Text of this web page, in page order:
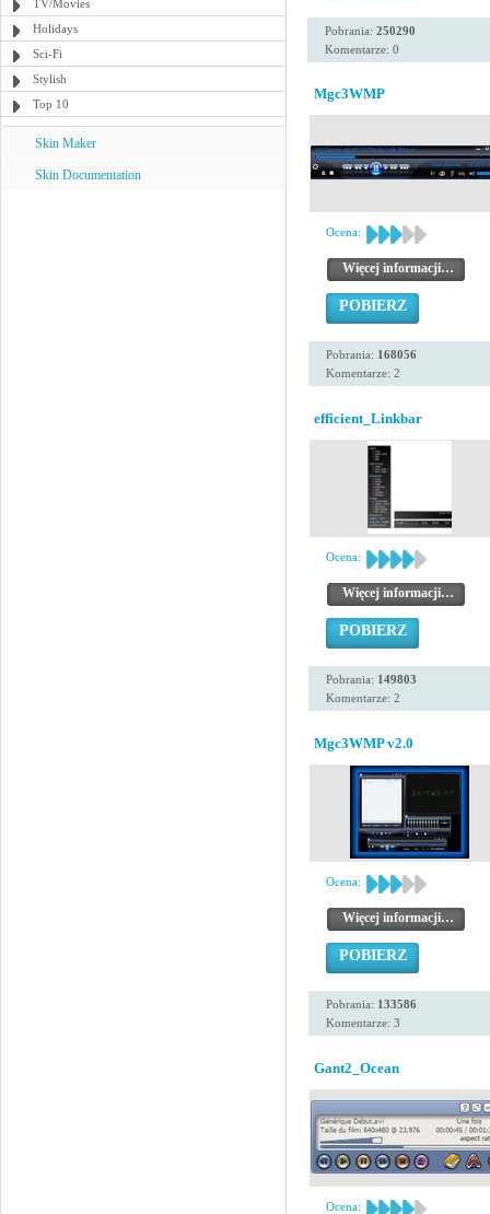
TV/Movies
Holidays
Sci-Fi
Stylish
Top 10
Skin Maker
Skin Documentation
Pobrania: 250290
Komentarze: 0
Mgc3WMP
Ocena:
Więcej informacji…
POBIERZ
Pobrania: 168056
Komentarze: 2
efficient_Linkbar
Ocena:
Więcej informacji…
POBIERZ
Pobrania: 149803
Komentarze: 2
Mgc3WMP v2.0
Ocena:
Więcej informacji…
POBIERZ
Pobrania: 133586
Komentarze: 3
Gant2_Ocean
Ocena: